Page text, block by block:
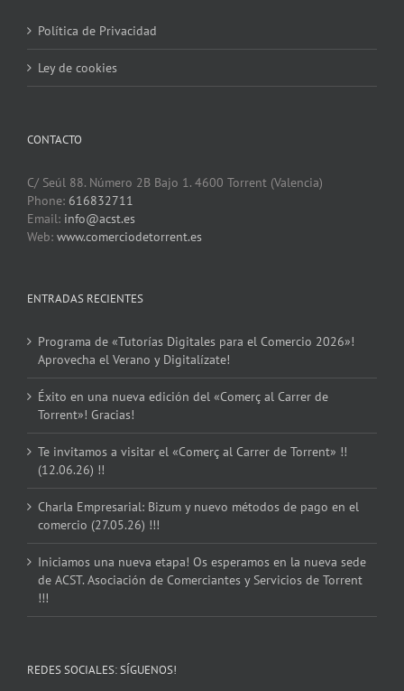
Política de Privacidad
Ley de cookies
CONTACTO
C/ Seúl 88. Número 2B Bajo 1. 4600 Torrent (Valencia)
Phone: 616832711
Email: info@acst.es
Web: www.comerciodetorrent.es
ENTRADAS RECIENTES
Programa de «Tutorías Digitales para el Comercio 2026»!
Aprovecha el Verano y Digitalízate!
Éxito en una nueva edición del «Comerç al Carrer de
Torrent»! Gracias!
Te invitamos a visitar el «Comerç al Carrer de Torrent» !!
(12.06.26) !!
Charla Empresarial: Bizum y nuevo métodos de pago en el
comercio (27.05.26) !!!
Iniciamos una nueva etapa! Os esperamos en la nueva sede
de ACST. Asociación de Comerciantes y Servicios de Torrent
!!!
REDES SOCIALES: SÍGUENOS!